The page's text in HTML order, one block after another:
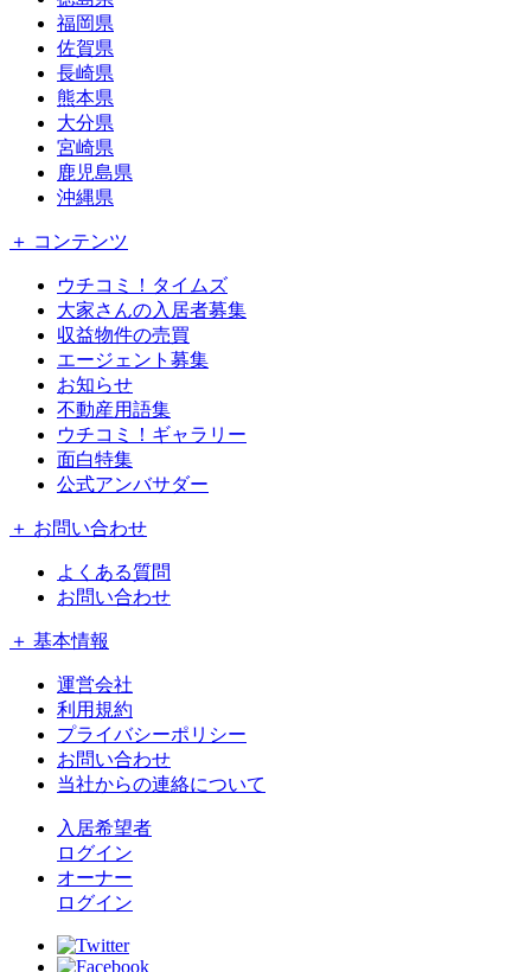
福岡県
佐賀県
長崎県
熊本県
大分県
宮崎県
鹿児島県
沖縄県
＋ コンテンツ
ウチコミ！タイムズ
大家さんの入居者募集
収益物件の売買
エージェント募集
お知らせ
不動産用語集
ウチコミ！ギャラリー
面白特集
公式アンバサダー
＋ お問い合わせ
よくある質問
お問い合わせ
＋ 基本情報
運営会社
利用規約
プライバシーポリシー
お問い合わせ
当社からの連絡について
入居希望者
ログイン
オーナー
ログイン